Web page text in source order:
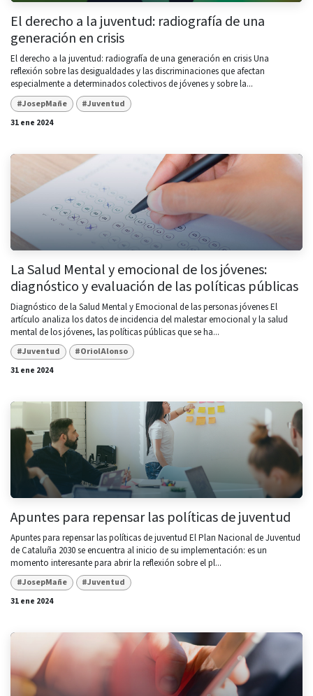
El derecho a la juventud: radiografía de una
generación en crisis
El derecho a la juventud: radiografía de una generación en crisis Una
reflexión sobre las desigualdades y las discriminaciones que afectan
especialmente a determinados colectivos de jóvenes y sobre la...
#JosepMañe
#Juventud
31 ene 2024
La Salud Mental y emocional de los jóvenes:
diagnóstico y evaluación de las políticas públicas
Diagnóstico de la Salud Mental y Emocional de las personas jóvenes El
artículo analiza los datos de incidencia del malestar emocional y la salud
mental de los jóvenes, las políticas públicas que se ha...
#Juventud
#OriolAlonso
31 ene 2024
Apuntes para repensar las políticas de juventud
Apuntes para repensar las políticas de juventud El Plan Nacional de Juventud
de Cataluña 2030 se encuentra al inicio de su implementación: es un
momento interesante para abrir la reflexión sobre el pl...
#JosepMañe
#Juventud
31 ene 2024